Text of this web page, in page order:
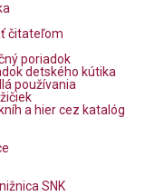
čitateľom
poriadok
detského kútika
používania
a hier cez katalóg
SNK